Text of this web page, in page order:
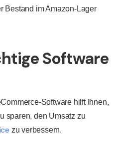
Bestand im Amazon-Lager
Software
Software hilft Ihnen,
sparen, den Umsatz zu
zu verbessern.